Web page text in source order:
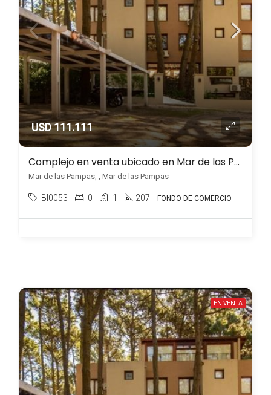
USD 111.111
Complejo en venta ubicado en Mar de las Pampas
Mar de las Pampas, , Mar de las Pampas
BI0053 0 1 207 FONDO DE COMERCIO
EN VENTA